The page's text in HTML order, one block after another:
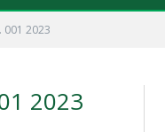
001 2023
2023